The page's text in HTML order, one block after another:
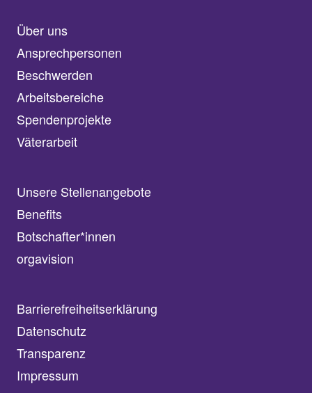
Über uns
Ansprechpersonen
Beschwerden
Arbeitsbereiche
Spendenprojekte
Väterarbeit
Unsere Stellenangebote
Benefits
Botschafter*innen
orgavision
Barrierefreiheitserklärung
Datenschutz
Transparenz
Impressum